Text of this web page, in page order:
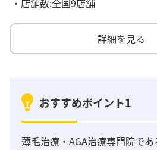
詳細を見る
おすすめポイント1
薄毛治療・AGA治療専門院で